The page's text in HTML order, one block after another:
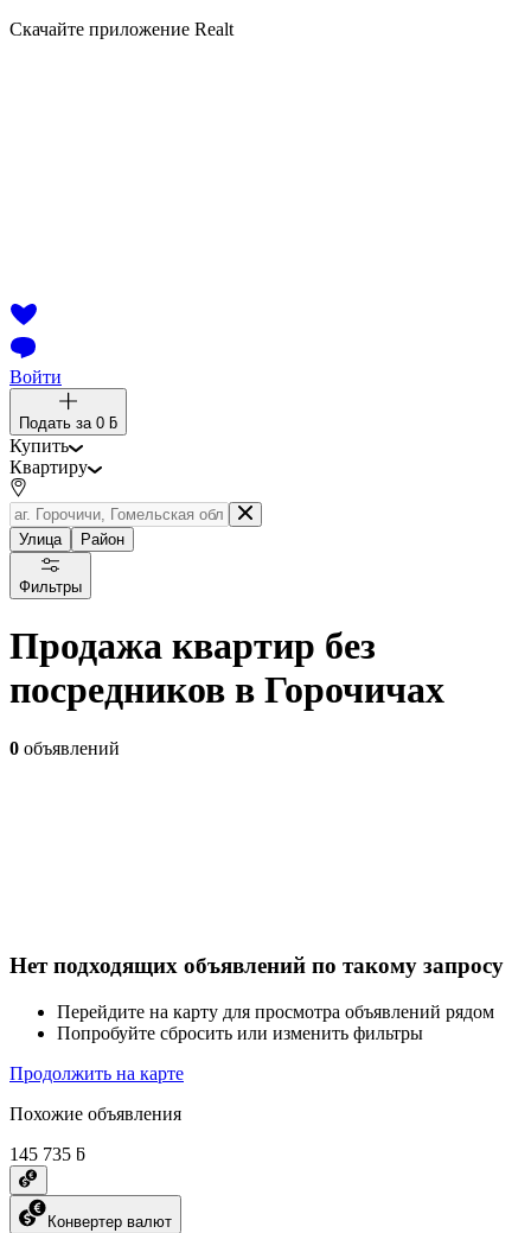
Скачайте приложение Realt
Войти
Подать за 0 ƃ
Купить
Квартиру
Улица Район
Фильтры
Продажа квартир без
посредников в Горочичах
0 объявлений
Нет подходящих объявлений по такому запросу
Перейдите на карту для просмотра объявлений рядом
Попробуйте сбросить или изменить фильтры
Продолжить на карте
Похожие объявления
145 735 ƃ
Конвертер валют